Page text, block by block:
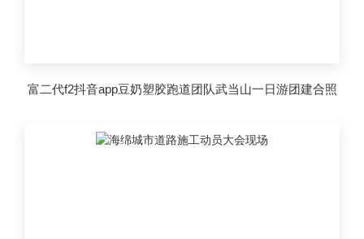
富二代f2抖音app豆奶塑胶跑道团队武当山一日游团建合照